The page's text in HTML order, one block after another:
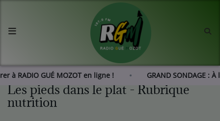
à RADIO GUÉ MOZOT en ligne ! GRAND SONDAGE
Agenda
Les actus de RGM
Les pieds dans le plat - Rubrique
nutrition